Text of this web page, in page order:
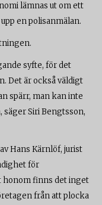
lämnas ut om ett
en polisanmälan.
syfte, för det
Det är också väldigt
spärr, man kan inte
säger Siri Bengtsson,
Hans Kärnlöf, jurist
för
honom finns det inget
från att plocka